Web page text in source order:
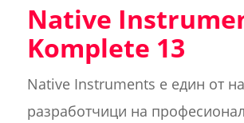
Native
Komplete 13
Native Instruments е един от
разработчици на